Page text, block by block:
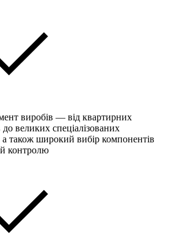
виробів — від квартирних
великих спеціалізованих
а також широкий вибір компонентів
контролю